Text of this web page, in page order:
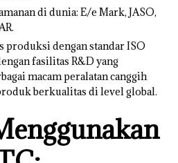
di dunia: E/e Mark, JASO,
dengan standar ISO
fasilitas R&D yang
macam peralatan canggih
berkualitas di level global.